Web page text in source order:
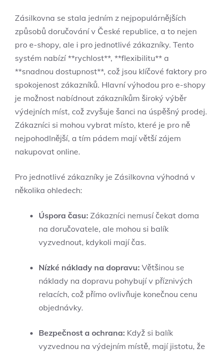
Zásilkovna se stala jedním z nejpopulárnějších
způsobů doručování v České republice, a to nejen
pro e-shopy, ale i pro jednotlivé zákazníky. Tento
systém nabízí **rychlost**, **flexibilitu** a
**snadnou dostupnost**, což jsou klíčové faktory pro
spokojenost zákazníků. Hlavní výhodou pro e-shopy
je možnost nabídnout zákazníkům široký výběr
výdejních míst, což zvyšuje šanci na úspěšný prodej.
Zákazníci si mohou vybrat místo, které je pro ně
nejpohodlnější, a tím pádem mají větší zájem
nakupovat online.
Pro jednotlivé zákazníky je Zásilkovna výhodná v
několika ohledech:
Úspora času: Zákazníci nemusí čekat doma
na doručovatele, ale mohou si balík
vyzvednout, kdykoli mají čas.
Nízké náklady na dopravu: Většinou se
náklady na dopravu pohybují v příznivých
relacích, což přímo ovlivňuje konečnou cenu
objednávky.
Bezpečnost a ochrana: Když si balík
vyzvednou na výdejním místě, mají jistotu, že